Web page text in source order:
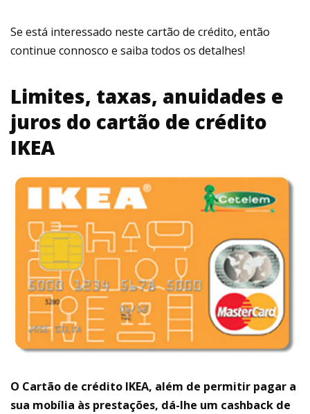
Se está interessado neste cartão de crédito, então
continue connosco e saiba todos os detalhes!
Limites, taxas, anuidades e
juros do cartão de crédito
IKEA
O Cartão de crédito IKEA, além de permitir pagar a
sua mobília às prestações, dá-lhe um cashback de